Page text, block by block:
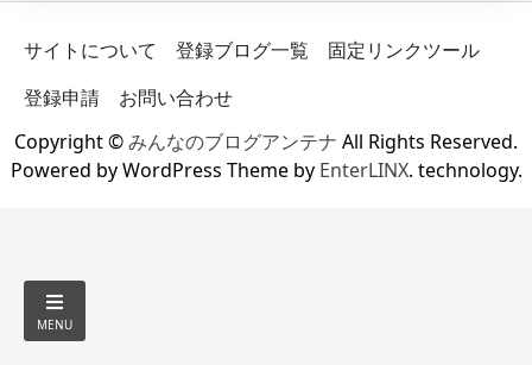
サイトについて 登録ブログ一覧
固定リンクツール
登録申請
お問い合わせ
Copyright ©みんなのブログアンテナ All Rights Reserved.
Powered by WordPress Theme by EnterLINX. technology.
MENU